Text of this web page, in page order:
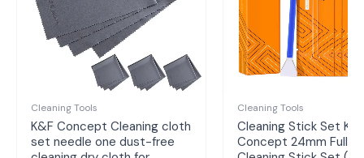
Cleaning Tools
K&F Concept Cleaning cloth
set needle one dust-free
Cleaning Tools
Cleaning Stick Set
Concept 24mm Full